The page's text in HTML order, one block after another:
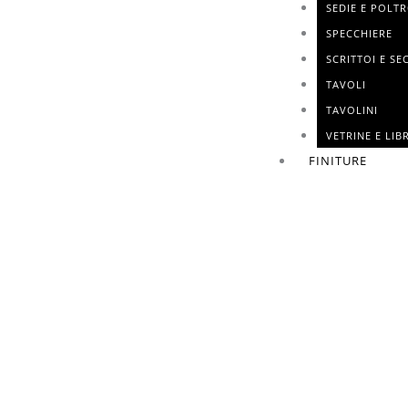
SEDIE E
SPECCHIERE
SCRITTOI E
TAVOLI
TAVOLINI
VETRINE E
FINITURE